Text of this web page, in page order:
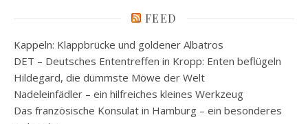
FEED
Kappeln: Klappbrücke und goldener Albatros
DET – Deutsches Ententreffen in Kropp: Enten beflügeln
Hildegard, die dümmste Möwe der Welt
Nadeleinfädler – ein hilfreiches kleines Werkzeug
Das französische Konsulat in Hamburg – ein besonderes